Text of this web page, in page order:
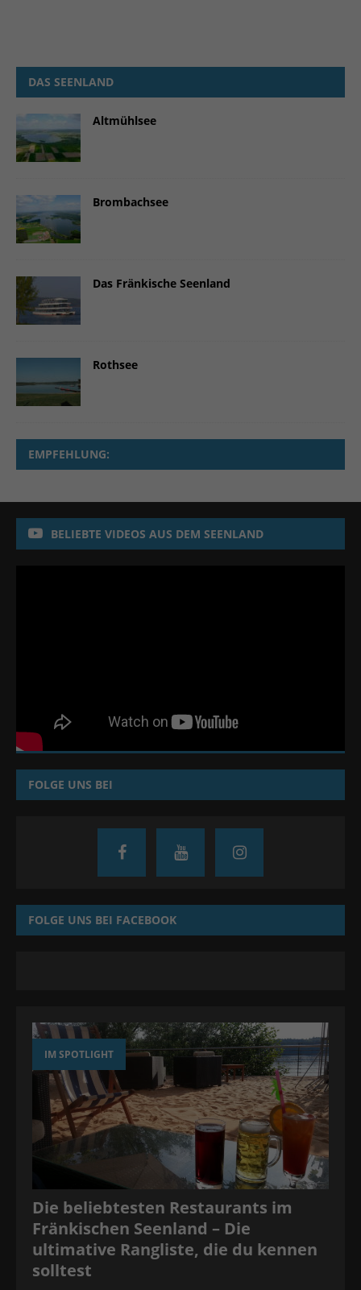
DAS SEENLAND
Altmühlsee
Brombachsee
Das Fränkische Seenland
Rothsee
EMPFEHLUNG:
BELIEBTE VIDEOS AUS DEM SEENLAND
FOLGE UNS BEI
FOLGE UNS BEI FACEBOOK
IM SPOTLIGHT
Die beliebtesten Restaurants im
Fränkischen Seenland – Die
ultimative Rangliste, die du kennen
solltest